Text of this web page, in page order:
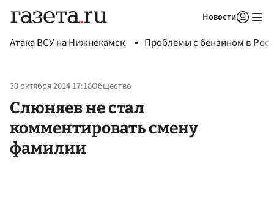
Новости
Атака ВСУ на Нижнекамск Проблемы с бензином в
30 октября 2014 17:18Общество
Слюняев не стал
комментировать смену
фамилии